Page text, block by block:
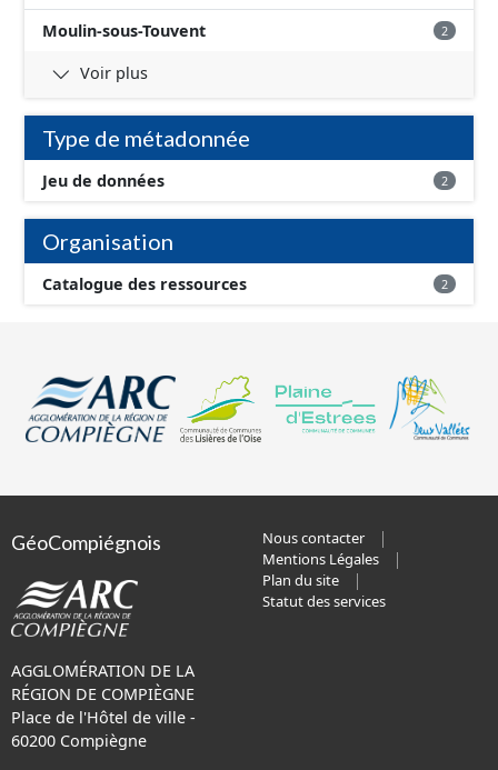
Moulin-sous-Touvent 2
Voir plus
Type de métadonnée
Jeu de données 2
Organisation
Catalogue des ressources 2
GéoCompiégnois
AGGLOMÉRATION DE LA
RÉGION DE COMPIÈGNE
Place de l'Hôtel de ville -
60200 Compiègne
Nous contacter
Mentions Légales
Plan du site
Statut des services